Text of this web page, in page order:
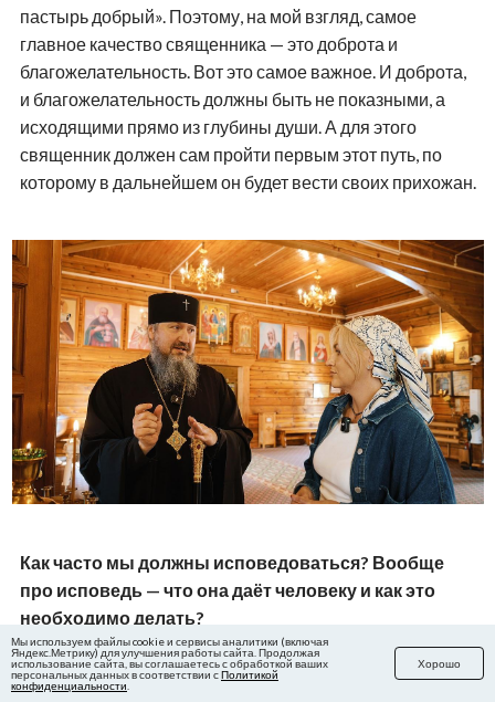
пастырь добрый». Поэтому, на мой взгляд, самое
главное качество священника — это доброта и
благожелательность. Вот это самое важное. И доброта,
и благожелательность должны быть не показными, а
исходящими прямо из глубины души. А для этого
священник должен сам пройти первым этот путь, по
которому в дальнейшем он будет вести своих прихожан.
Как часто мы должны исповедоваться? Вообще
про исповедь — что она даёт человеку и как это
необходимо делать?
Исповедь, или, точнее, покаяние, — это тоже очень
Мы используем файлы cookie и сервисы аналитики (включая
Яндекс.Метрику) для улучшения работы сайта. Продолжая
использование сайта, вы соглашаетесь с обработкой ваших
персональных данных в соответствии сПолитикой
конфиденциальности
Хорошо